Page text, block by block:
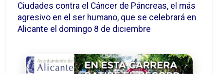
Ciudades contra el Cáncer de Páncreas, el más
agresivo en el ser humano, que se celebrará en
Alicante el domingo 8 de diciembre